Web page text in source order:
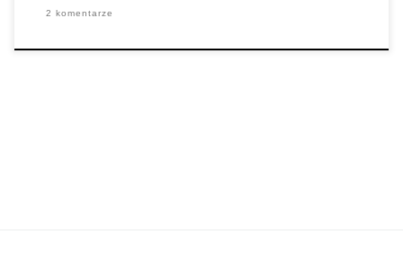
2 komentarze